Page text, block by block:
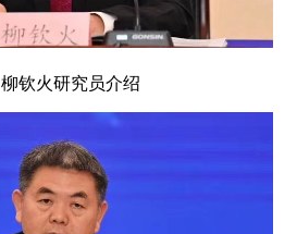
柳钦火研究员介绍